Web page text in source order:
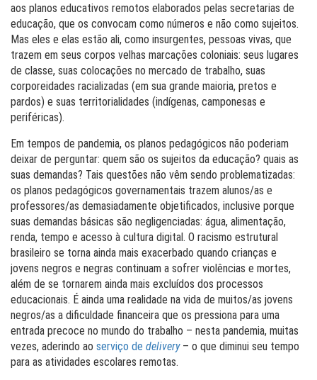
aos planos educativos remotos elaborados pelas secretarias de
educação, que os convocam como números e não como sujeitos.
Mas eles e elas estão ali, como insurgentes, pessoas vivas, que
trazem em seus corpos velhas marcações coloniais: seus lugares
de classe, suas colocações no mercado de trabalho, suas
corporeidades racializadas (em sua grande maioria, pretos e
pardos) e suas territorialidades (indígenas, camponesas e
periféricas).
Em tempos de pandemia, os planos pedagógicos não poderiam
deixar de perguntar: quem são os sujeitos da educação? quais as
suas demandas? Tais questões não vêm sendo problematizadas:
os planos pedagógicos governamentais trazem alunos/as e
professores/as demasiadamente objetificados, inclusive porque
suas demandas básicas são negligenciadas: água, alimentação,
renda, tempo e acesso à cultura digital. O racismo estrutural
brasileiro se torna ainda mais exacerbado quando crianças e
jovens negros e negras continuam a sofrer violências e mortes,
além de se tornarem ainda mais excluídos dos processos
educacionais. É ainda uma realidade na vida de muitos/as jovens
negros/as a dificuldade financeira que os pressiona para uma
entrada precoce no mundo do trabalho – nesta pandemia, muitas
vezes, aderindo ao serviço de delivery– o que diminui seu tempo
para as atividades escolares remotas.